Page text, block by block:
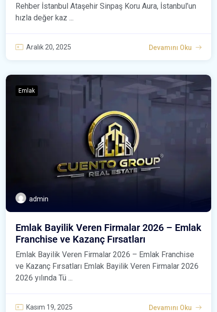
Rehber İstanbul Ataşehir Sinpaş Koru Aura, İstanbul’un
hızla değer kaz ...
Aralık 20, 2025 Devamını Oku
Emlak
admin
Emlak Bayilik Veren Firmalar 2026 – Emlak
Franchise ve Kazanç Fırsatları
Emlak Bayilik Veren Firmalar 2026 – Emlak Franchise
ve Kazanç Fırsatları Emlak Bayilik Veren Firmalar 2026
2026 yılında Tü ...
Kasım 19, 2025 Devamını Oku